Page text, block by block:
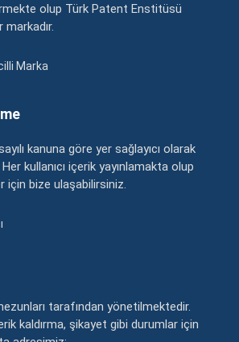
olup Türk Patent Enstitüsü
Marka
kanuna göre yer sağlayıcı olarak
kullanıcı içerik yayınlamakta olup
için bize ulaşabilirsiniz.
tarafından yönetilmektedir.
kaldırma, şikayet gibi durumlar için